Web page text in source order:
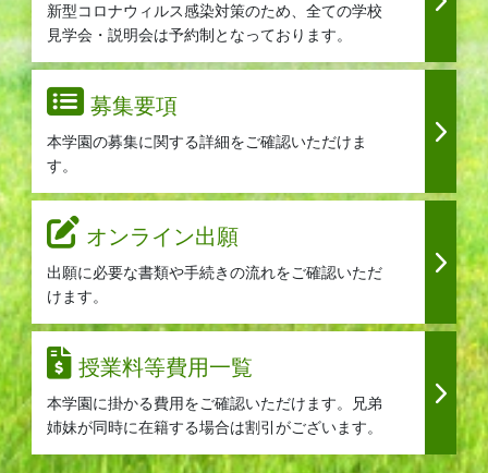
新型コロナウィルス感染対策のため、全ての学校
見学会・説明会は予約制となっております。
募集要項
本学園の募集に関する詳細をご確認いただけま
す。
オンライン出願
出願に必要な書類や手続きの流れをご確認いただ
けます。
授業料等費用一覧
本学園に掛かる費用をご確認いただけます。兄弟
姉妹が同時に在籍する場合は割引がございます。